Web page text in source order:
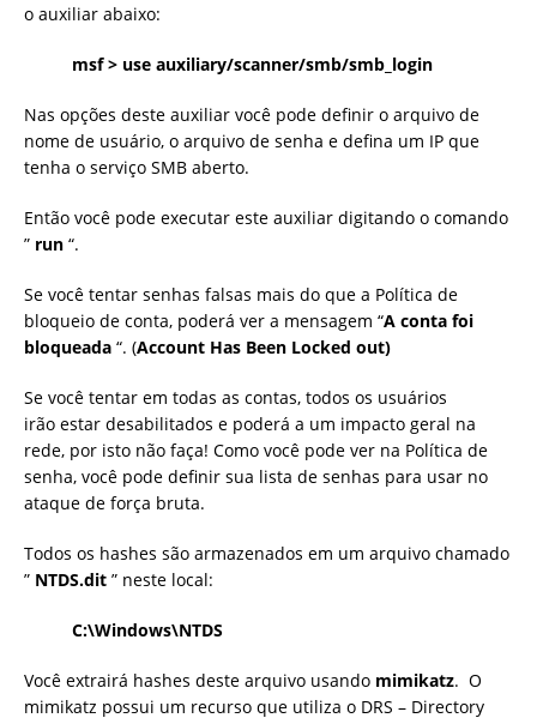
o auxiliar abaixo:
msf > use auxiliary/scanner/smb/smb_login
Nas opções deste auxiliar você pode definir o arquivo de
nome de usuário, o arquivo de senha e defina um IP que
tenha o serviço SMB aberto.
Então você pode executar este auxiliar digitando o comando
” run “.
Se você tentar senhas falsas mais do que a Política de
bloqueio de conta, poderá ver a mensagem “A conta foi
bloqueada “. (Account Has Been Locked out)
Se você tentar em todas as contas, todos os usuários
irão estar desabilitados e poderá a um impacto geral na
rede, por isto não faça! Como você pode ver na Política de
senha, você pode definir sua lista de senhas para usar no
ataque de força bruta.
Todos os hashes são armazenados em um arquivo chamado
” NTDS.dit ” neste local:
C:\Windows\NTDS
Você extrairá hashes deste arquivo usando mimikatz. O
mimikatz possui um recurso que utiliza o DRS – Directory